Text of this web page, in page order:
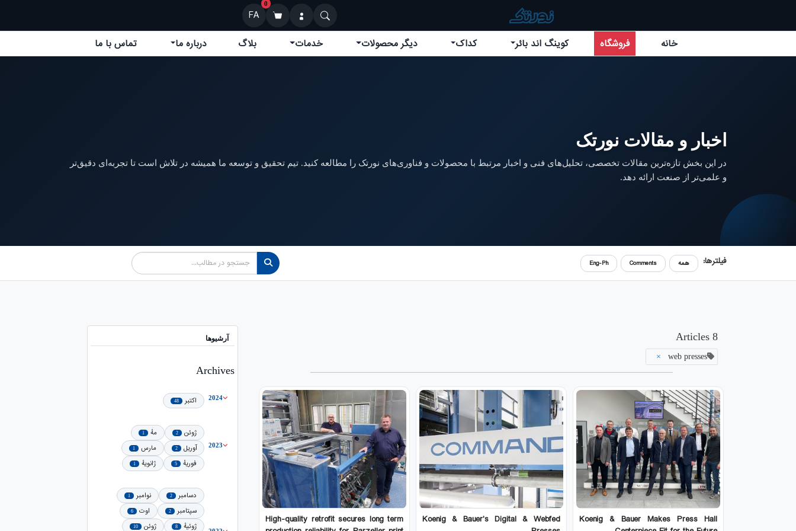
0
FA
خانه
فروشگاه کوینگ اند بائر کداک دیگر محصولات خدمات بلاگ درباره ما تماس با ما
اخبار و مقالات نورتک
در این بخش تازه‌ترین مقالات تخصصی، تحلیل‌های فنی و اخبار مرتبط با محصولات و فناوری‌های نورتک را مطالعه کنید. تیم تحقیق و توسعه ما همیشه در تلاش است تا تجربه‌ای دقیق‌تر
و علمی‌تر از صنعت ارائه دهد.
فیلترها: همه Comments
Eng-Ph
8 Articles
web presses
×
Koenig & Bauer Makes Press Hall
Koenig & Bauer's Digital & Webfed
High-quality retrofit secures long term
آرشیوها
Archives
2024 اکتبر 48
2023
ژوئن 2 مهٔ 1
آوریل 2 مارس 1
فوریهٔ 5 ژانویهٔ 1
دسامبر 2 نوامبر 1
سپتامبر 2 اوت 6
ژوئیهٔ 8 ژوئن 10